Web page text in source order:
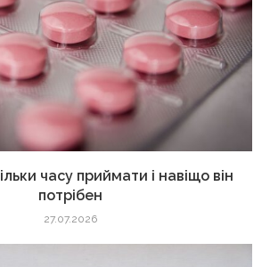
часу приймати і навіщо він
потрібен
27.07.2026